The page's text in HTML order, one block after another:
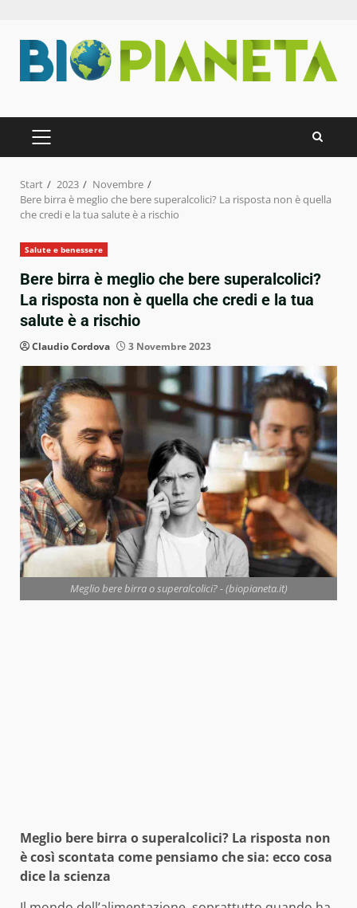
Inhalt
springen
PRIMÄRES
MENÜ
Start 2023
Novembre
Bere birra è meglio che bere superalcolici? La risposta non è quella
che credi e la tua salute è a rischio
Salute e benessere
Bere birra è meglio che bere superalcolici?
La risposta non è quella che credi e la tua
salute è a rischio
Claudio Cordova 3 Novembre 2023
Meglio bere birra o superalcolici? - (biopianeta.it)
Meglio bere birra o superalcolici? La risposta non
è così scontata come pensiamo che sia: ecco cosa
dice la scienza